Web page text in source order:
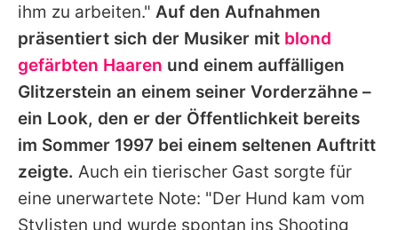
ihm zu arbeiten." Auf den Aufnahmen
präsentiert sich der Musiker mit blond
gefärbten Haaren und einem auffälligen
Glitzerstein an einem seiner Vorderzähne –
ein Look, den er der Öffentlichkeit bereits
im Sommer 1997 bei einem seltenen Auftritt
zeigte. Auch ein tierischer Gast sorgte für
eine unerwartete Note: "Der Hund kam vom
Stylisten und wurde spontan ins Shooting